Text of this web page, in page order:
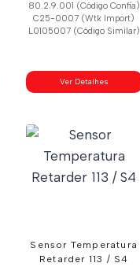
80.2.9.001 (Código Confia)
C25-0007 (Wtk Import)
L0105007 (Código Similar)
Ver Detalhes
Sensor Temperatura
Retarder 113 / S4